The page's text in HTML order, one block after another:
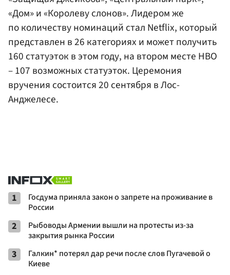
«Дом» и «Королеву слонов». Лидером же
по количеству номинаций стал Netflix, который
представлен в 26 категориях и может получить
160 статуэток в этом году, на втором месте HBO
– 107 возможных статуэток. Церемония
вручения состоится 20 сентября в Лос-
Анджелесе.
1
Госдума приняла закон о запрете на проживание в
России
2
Рыбоводы Армении вышли на протесты из-за
закрытия рынка России
3
Галкин* потерял дар речи после слов Пугачевой о
Киеве